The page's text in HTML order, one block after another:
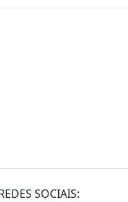
SOCIAIS: